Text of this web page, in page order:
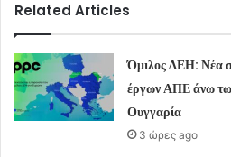
Related Articles
Όμιλος ΔΕΗ: Νέα
έργων ΑΠΕ άνω
Ουγγαρία
3 ώρες ago